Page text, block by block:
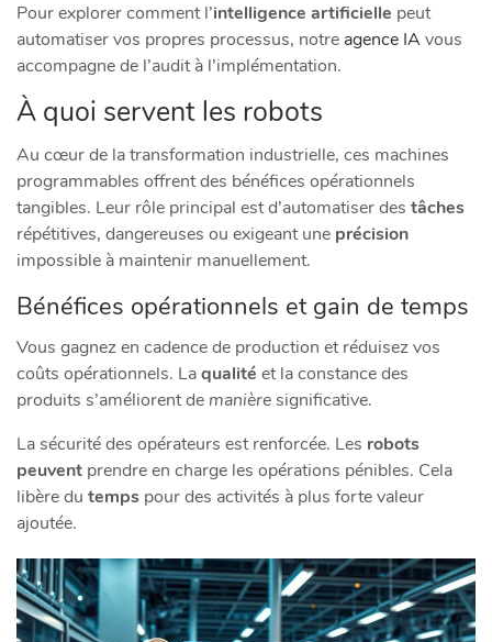
Pour explorer comment l’intelligence artificielle peut
automatiser vos propres processus, notre agence IA vous
accompagne de l’audit à l’implémentation.
À quoi servent les robots
Au cœur de la transformation industrielle, ces machines
programmables offrent des bénéfices opérationnels
tangibles. Leur rôle principal est d’automatiser des tâches
répétitives, dangereuses ou exigeant une précision
impossible à maintenir manuellement.
Bénéfices opérationnels et gain de temps
Vous gagnez en cadence de production et réduisez vos
coûts opérationnels. Laqualité et la constance des
produits s’améliorent de manièresignificative.
La sécurité des opérateurs est renforcée. Les robots
peuvent prendre en charge les opérations pénibles. Cela
libère du temps pour des activités à plus forte valeur
ajoutée.